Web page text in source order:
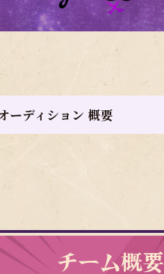
ディション 概要
チーム概要